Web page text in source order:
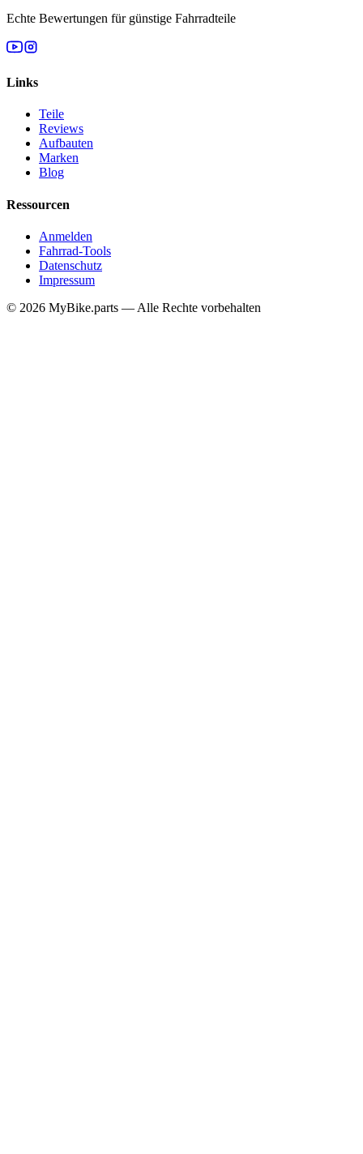
Echte Bewertungen für günstige Fahrradteile
Links
Teile
Reviews
Aufbauten
Marken
Blog
Ressourcen
Anmelden
Fahrrad-Tools
Datenschutz
Impressum
© 2026 MyBike.parts — Alle Rechte vorbehalten